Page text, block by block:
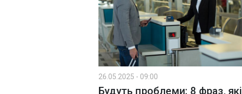
26.05.2025 - 09:00
Будуть проблеми: 8 фраз, які